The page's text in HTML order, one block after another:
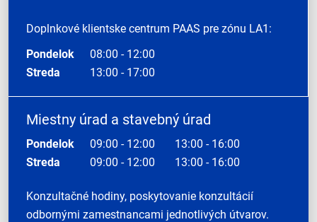
Doplnkové klientske centrum PAAS pre zónu LA1:
Pondelok
08:00 - 12:00
Streda
13:00 - 17:00
Miestny úrad a stavebný úrad
Pondelok 09:00 - 12:00
13:00 - 16:00
Streda
09:00 - 12:00 13:00 - 16:00
Konzultačné hodiny, poskytovanie konzultácií
odbornými zamestnancami jednotlivých útvarov.